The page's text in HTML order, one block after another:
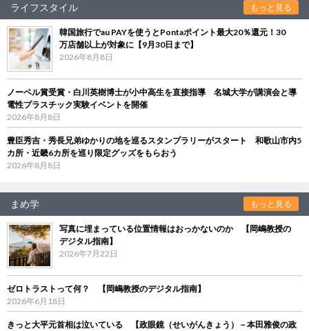
ライフスタイル もっと見る
韓国旅行でau PAYを使うとPontaポイント最大20％還元！30
万店舗以上が対象に【9月30日まで】
2026年8月8日
ノーベル賞受賞・白川英樹博士が小中高生を直接指導 名城大学が講演会と導
電性プラスチック実験イベントを開催
2026年8月8日
豊臣秀吉・秀長兄弟ゆかりの地を巡るスタンプラリーがスタート 和歌山市内5
カ所・近畿6カ所を巡り限定グッズをもらおう
2026年8月8日
まめ学 もっと見る
写真に埋まっている位置情報はおっかないのか 【岡嶋教授の
デジタル指南】
2026年7月22日
ゼロトラストって何？ 【岡嶋教授のデジタル指南】
2026年6月18日
きっと大平元首相は泣いている 【政眼鏡（せいがんきょう）－本田雅俊の政